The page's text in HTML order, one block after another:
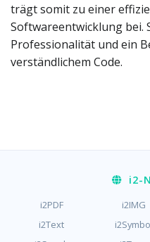
trägt somit zu einer
Softwareentwicklung bei.
Professionalität und ein
verständlichem Code.
i2-
i2PDF i2IMG
i2Text